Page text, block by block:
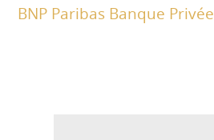
BNP Paribas Banque Privée